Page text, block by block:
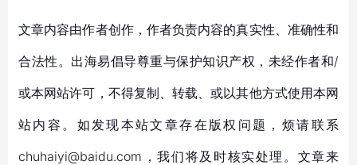
文章内容由作者创作，作者负责内容的真实性、准确性和
合法性。出海易倡导尊重与保护知识产权，未经作者和/
或本网站许可，不得复制、转载、或以其他方式使用本网
站内容。如发现本站文章存在版权问题，烦请联系
chuhaiyi@baidu.com，我们将及时核实处理。文章来